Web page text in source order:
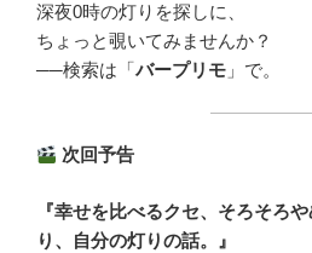
深夜0時の灯りを探しに、
ちょっと覗いてみませんか？
──検索は「バープリモ 」で。
次回予告
『幸せを比べるクセ、そろそろ
り、自分の灯りの話。』